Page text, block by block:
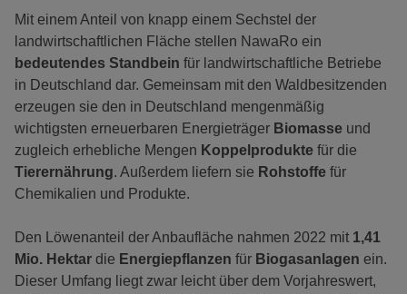
Mit einem Anteil von knapp einem Sechstel der
landwirtschaftlichen Fläche stellen NawaRo ein
bedeutendes Standbein für landwirtschaftliche Betriebe
in Deutschland dar. Gemeinsam mit den Waldbesitzenden
erzeugen sie den in Deutschland mengenmäßig
wichtigsten erneuerbaren Energieträger Biomasse und
zugleich erhebliche Mengen Koppelprodukte für die
Tierernährung. Außerdem liefern sie Rohstoffe für
Chemikalien und Produkte.
Den Löwenanteil der Anbaufläche nahmen 2022 mit 1,41
Mio. Hektar die Energiepflanzen für Biogasanlagen ein.
Dieser Umfang liegt zwar leicht über dem Vorjahreswert,